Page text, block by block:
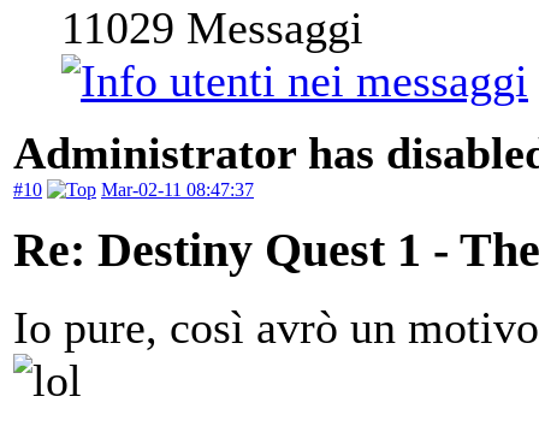
11029 Messaggi
Administrator has
#10 Mar-02-11 08:47:37
Re: Destiny Quest 1 -
Io pure, così avrò un